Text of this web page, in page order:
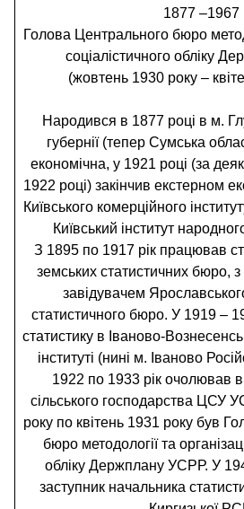
1877 –1967
Голова Центрального бюро
соціалістичного обліку
(жовтень 1930 року –
Народився в 1877 році в м.
губернії (тепер Сумська
економічна, у 1921 році (за
1922 році) закінчив екстерном
Київського комерційного
Київський інститут
З 1895 по 1917 рік працював
земських статистичних бюро,
завідувачем
статистичного бюро. У 1919 –
статистику в Іваново-
інституті (нині м. Іваново
1922 по 1933 рік очолював
сільського господарства ЦСУ
року по квітень 1931 року був
бюро методології та
обліку Держплану УСРР. У
заступник начальника